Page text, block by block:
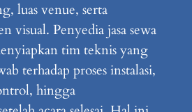
luas venue, serta
visual. Penyedia jasa sewa
tim teknis yang
terhadap proses instalasi,
hingga